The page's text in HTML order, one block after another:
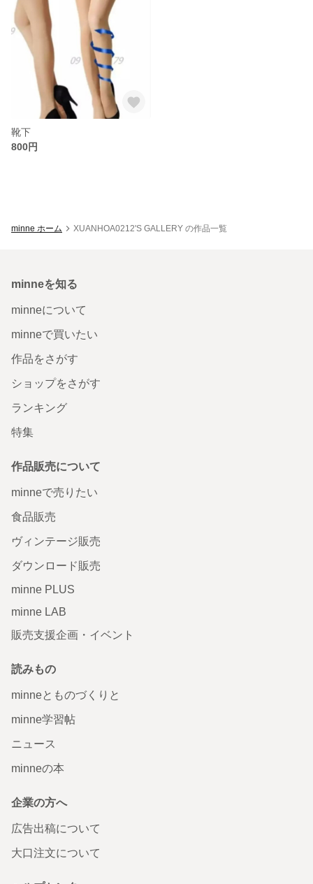
靴下
800円
minne ホーム XUANHOA0212'S GALLERY の作品一覧
minneを知る
minneについて
minneで買いたい
作品をさがす
ショップをさがす
ランキング
特集
作品販売について
minneで売りたい
食品販売
ヴィンテージ販売
ダウンロード販売
minne PLUS
minne LAB
販売支援企画・イベント
読みもの
minneとものづくりと
minne学習帖
ニュース
minneの本
企業の方へ
広告出稿について
大口注文について